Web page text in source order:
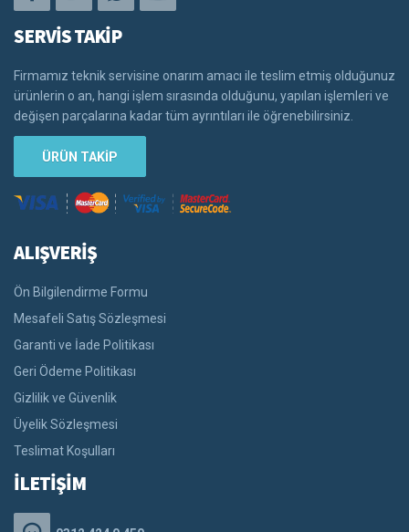
SERVİS TAKİP
Firmamız teknik servisine onarım amacı ile teslim etmiş olduğunuz
ürünlerin o an, hangi işlem sırasında olduğunu, yapılan işlemleri ve
değişen parçalarına kadar tüm ayrıntıları ile öğrenebilirsiniz.
ÜRÜN TAKİP
ALIŞVERİŞ
Ön Bilgilendirme Formu
Mesafeli Satış Sözleşmesi
Garanti ve İade Politikası
Geri Ödeme Politikası
Gizlilik ve Güvenlik
Üyelik Sözleşmesi
Teslimat Koşulları
İLETİŞİM